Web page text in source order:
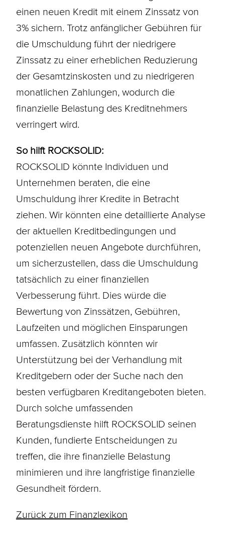
einen neuen Kredit mit einem Zinssatz von
3% sichern. Trotz anfänglicher Gebühren für
die Umschuldung führt der niedrigere
Zinssatz zu einer erheblichen Reduzierung
der Gesamtzinskosten und zu niedrigeren
monatlichen Zahlungen, wodurch die
finanzielle Belastung des Kreditnehmers
verringert wird.
So hilft ROCKSOLID:
ROCKSOLID könnte Individuen und
Unternehmen beraten, die eine
Umschuldung ihrer Kredite in Betracht
ziehen. Wir könnten eine detaillierte Analyse
der aktuellen Kreditbedingungen und
potenziellen neuen Angebote durchführen,
um sicherzustellen, dass die Umschuldung
tatsächlich zu einer finanziellen
Verbesserung führt. Dies würde die
Bewertung von Zinssätzen, Gebühren,
Laufzeiten und möglichen Einsparungen
umfassen. Zusätzlich könnten wir
Unterstützung bei der Verhandlung mit
Kreditgebern oder der Suche nach den
besten verfügbaren Kreditangeboten bieten.
Durch solche umfassenden
Beratungsdienste hilft ROCKSOLID seinen
Kunden, fundierte Entscheidungen zu
treffen, die ihre finanzielle Belastung
minimieren und ihre langfristige finanzielle
Gesundheit fördern.
Zurück zum Finanzlexikon